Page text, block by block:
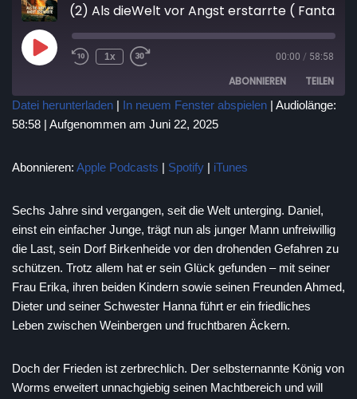
(2) Als dieWelt vor Angst erstarrte ( Fantasy Hörbuch) (Endzeit) (Apokalaypse)
1x 00:00 / 58:58
ABONNIEREN TEILEN
Apple Podcasts Spotify
TEILEN
LINK
Datei herunterladen | In neuem Fenster abspielen | Audiolänge:
58:58 | Aufgenommen am Juni 22, 2025
Abonnieren: Apple Podcasts | Spotify | iTunes
Sechs Jahre sind vergangen, seit die Welt unterging. Daniel,
einst ein einfacher Junge, trägt nun als junger Mann unfreiwillig
die Last, sein Dorf Birkenheide vor den drohenden Gefahren zu
schützen. Trotz allem hat er sein Glück gefunden – mit seiner
Frau Erika, ihren beiden Kindern sowie seinen Freunden Ahmed,
Dieter und seiner Schwester Hanna führt er ein friedliches
Leben zwischen Weinbergen und fruchtbaren Äckern.
Doch der Frieden ist zerbrechlich. Der selbsternannte König von
Worms erweitert unnachgiebig seinen Machtbereich und will